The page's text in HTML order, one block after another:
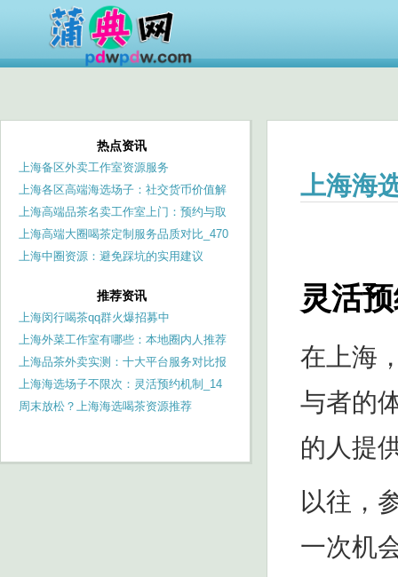
上海海
灵活
在上海
与者的
的人提
以往，
一次机
热点资讯
上海备区外卖工作室资源服务
上海各区高端海选场子：社交货币价值解
析
上海高端品茶名卖工作室上门：预约与取
消政策
上海高端大圈喝茶定制服务品质对比_470
上海中圈资源：避免踩坑的实用建议
推荐资讯
上海闵行喝茶qq群火爆招募中
上海外菜工作室有哪些：本地圈内人推荐
清单
上海品茶外卖实测：十大平台服务对比报
告_97
上海海选场子不限次：灵活预约机制_14
周末放松？上海海选喝茶资源推荐